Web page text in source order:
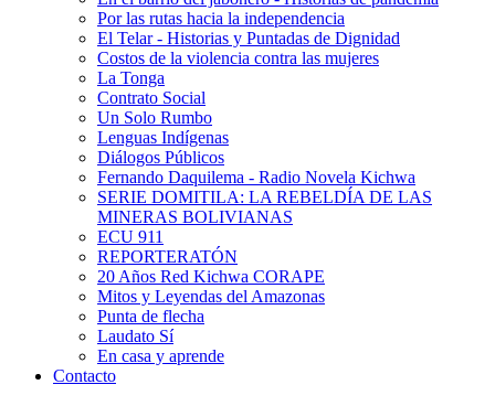
Por las rutas hacia la independencia
El Telar - Historias y Puntadas de Dignidad
Costos de la violencia contra las mujeres
La Tonga
Contrato Social
Un Solo Rumbo
Lenguas Indígenas
Diálogos Públicos
Fernando Daquilema - Radio Novela Kichwa
SERIE DOMITILA: LA REBELDÍA DE LAS
MINERAS BOLIVIANAS
ECU 911
REPORTERATÓN
20 Años Red Kichwa CORAPE
Mitos y Leyendas del Amazonas
Punta de flecha
Laudato Sí
En casa y aprende
Contacto